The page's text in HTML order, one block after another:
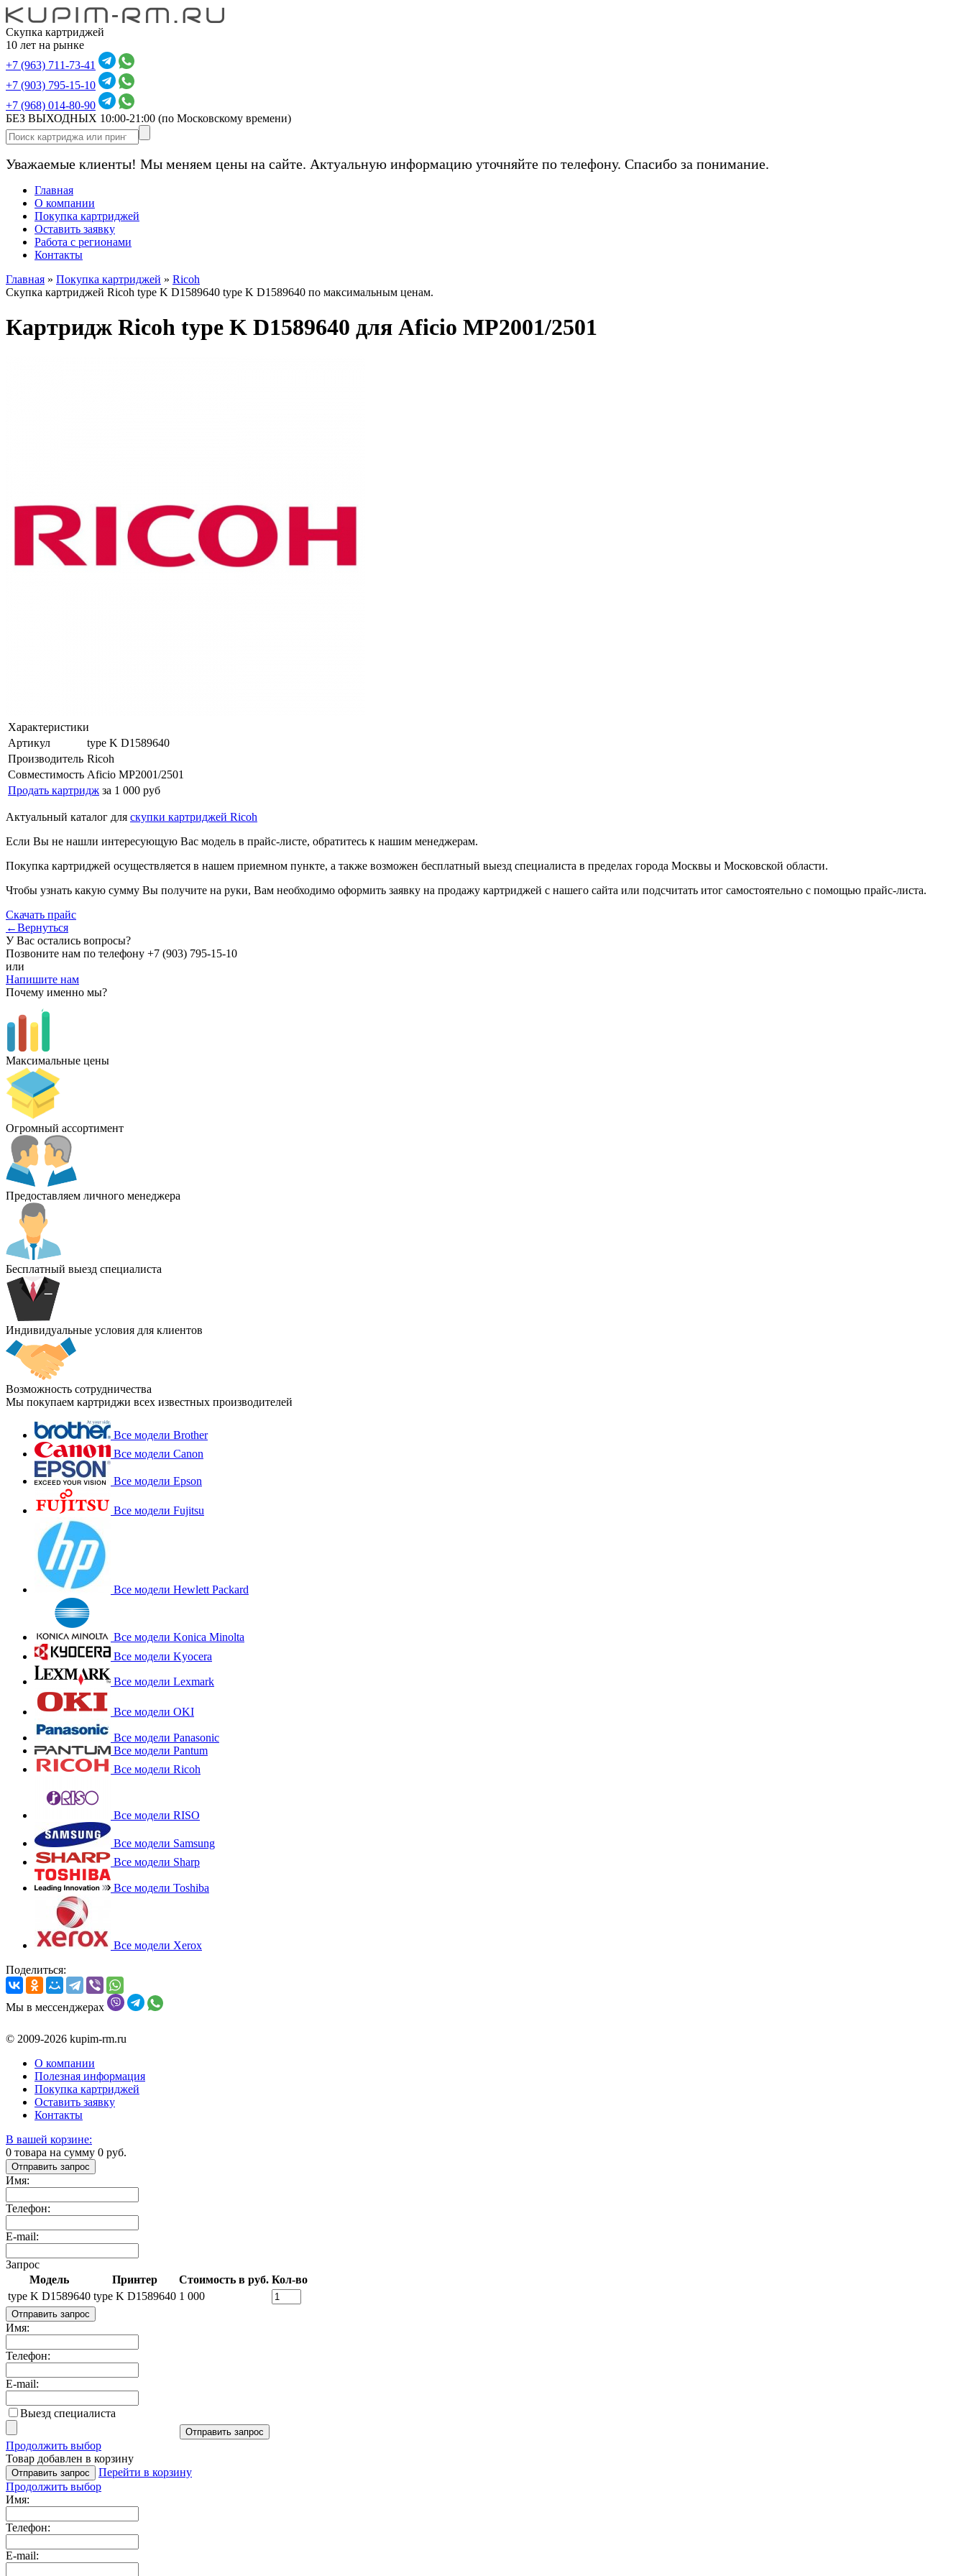
Скупка картриджей
10 лет на рынке
+7 (963) 711-73-41
+7 (903) 795-15-10
+7 (968) 014-80-90
БЕЗ ВЫХОДНЫХ 10:00-21:00 (по Московскому времени)
Уважаемые клиенты! Мы меняем цены на сайте. Актуальную информацию уточняйте по телефону. Спасибо за понимание.
Главная
О компании
Покупка картриджей
Оставить заявку
Работа с регионами
Контакты
Главная » Покупка картриджей » Ricoh
Скупка картриджей Ricoh type K D1589640 type K D1589640 по максимальным ценам.
Картридж Ricoh type K D1589640 для Aficio MP2001/2501
Характеристики
Артикул
type K D1589640
Производитель Ricoh
Совместимость Aficio MP2001/2501
Продать картридж за 1 000 руб
Актуальный каталог для скупки картриджей Ricoh
Если Вы не нашли интересующую Вас модель в прайс-листе, обратитесь к нашим менеджерам.
Покупка картриджей осуществляется в нашем приемном пункте, а также возможен бесплатный выезд специалиста в пределах города Москвы и Московской области.
Чтобы узнать какую сумму Вы получите на руки, Вам необходимо оформить заявку на продажу картриджей с нашего сайта или подсчитать итог самостоятельно с помощью прайс-листа.
Скачать прайс
←Вернуться
У Вас остались вопросы?
Позвоните нам по телефону +7 (903) 795-15-10
или
Напишите нам
Почему именно мы?
Максимальные цены
Огромный ассортимент
Предоставляем личного менеджера
Бесплатный выезд специалиста
Индивидуальные условия для клиентов
Возможность сотрудничества
Мы покупаем картриджи всех известных производителей
Все модели Brother
Все модели Canon
Все модели Epson
Все модели Fujitsu
Все модели Hewlett Packard
Все модели Konica Minolta
Все модели Kyocera
Все модели Lexmark
Все модели OKI
Все модели Panasonic
Все модели Pantum
Все модели Ricoh
Все модели RISO
Все модели Samsung
Все модели Sharp
Все модели Toshiba
Все модели Xerox
Поделиться:
Мы в мессенджерах
© 2009-2026 kupim-rm.ru
О компании
Полезная информация
Покупка картриджей
Оставить заявку
Контакты
В вашей корзине:
0 товара на сумму 0 руб.
Отправить запрос
Имя:
Телефон:
E-mail:
Запрос
Модель
Принтер Стоимость в руб. Кол-во
type K D1589640 type K D1589640 1 000
Отправить запрос
Имя:
Телефон:
E-mail:
Выезд специалиста
Отправить запрос
Продолжить выбор
Товар добавлен в корзину
Отправить запрос
Перейти в корзину
Продолжить выбор
Имя:
Телефон:
E-mail: